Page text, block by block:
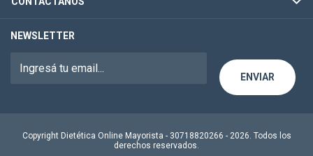
NEWSLETTER
Copyright Dietética Online Mayorista - 30718820266 - 2026. Todos los
derechos reservados.